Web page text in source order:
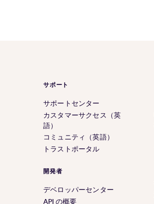
サポート
サポートセンター
カスタマーサクセス（英
語）
コミュニティ（英語）
トラストポータル
開発者
デベロッパーセンター
API の概要